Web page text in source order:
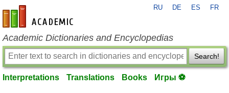
en-academic.com
RU DE ES FR
Academic Dictionaries and Encyclopedias
Search!
Interpretations Translations Books Игры ⚽